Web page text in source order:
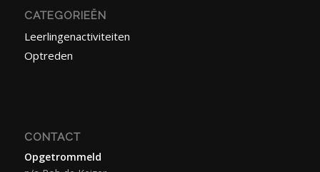
CATEGORIEËN
Leerlingenactiviteiten
Optreden
CONTACT
Opgetrommeld